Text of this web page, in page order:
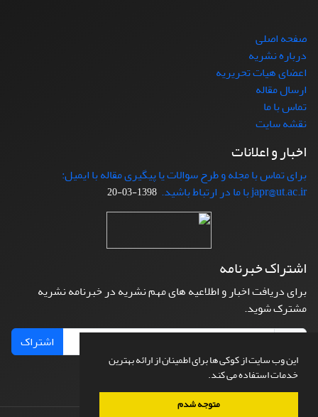
این وب سایت از کوکی ها برای اطمینان از ارائه بهترین
خدمات استفاده می کند.
متوجه شدم
صفحه اصلی
درباره نشریه
اعضای هیات تحریریه
ارسال مقاله
تماس با ما
نقشه سایت
اخبار و اعلانات
برای تماس با مجله و طرح سوالات یا پیگیری مقاله با ایمیل:
japr@ut.ac.ir با ما در ارتباط باشید.
1398-03-20
اشتراک خبرنامه
برای دریافت اخبار و اطلاعیه های مهم نشریه در خبرنامه نشریه
مشترک شوید.
اشتراک